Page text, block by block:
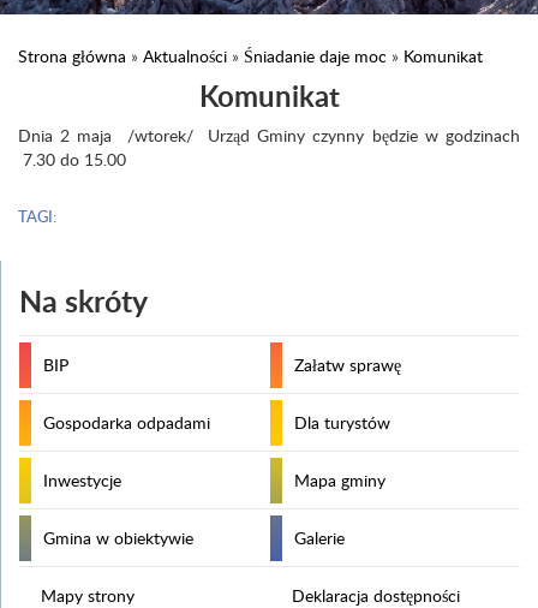
Strona główna » Aktualności » Śniadanie daje moc » Komunikat
Komunikat
Dnia 2 maja /wtorek/ Urząd Gminy czynny będzie w godzinach
7.30 do 15.00
TAGI:
Na skróty
BIP Załatw sprawę
Gospodarka odpadami Dla turystów
Inwestycje Mapa gminy
Gmina w obiektywie Galerie
Mapy strony Deklaracja dostępności